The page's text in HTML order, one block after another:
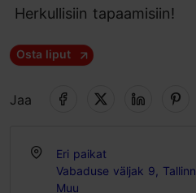
Herkullisiin tapaamisiin!
Osta liput
Jaa
Eri paikat
Vabaduse väljak 9, Tallinn
Muu